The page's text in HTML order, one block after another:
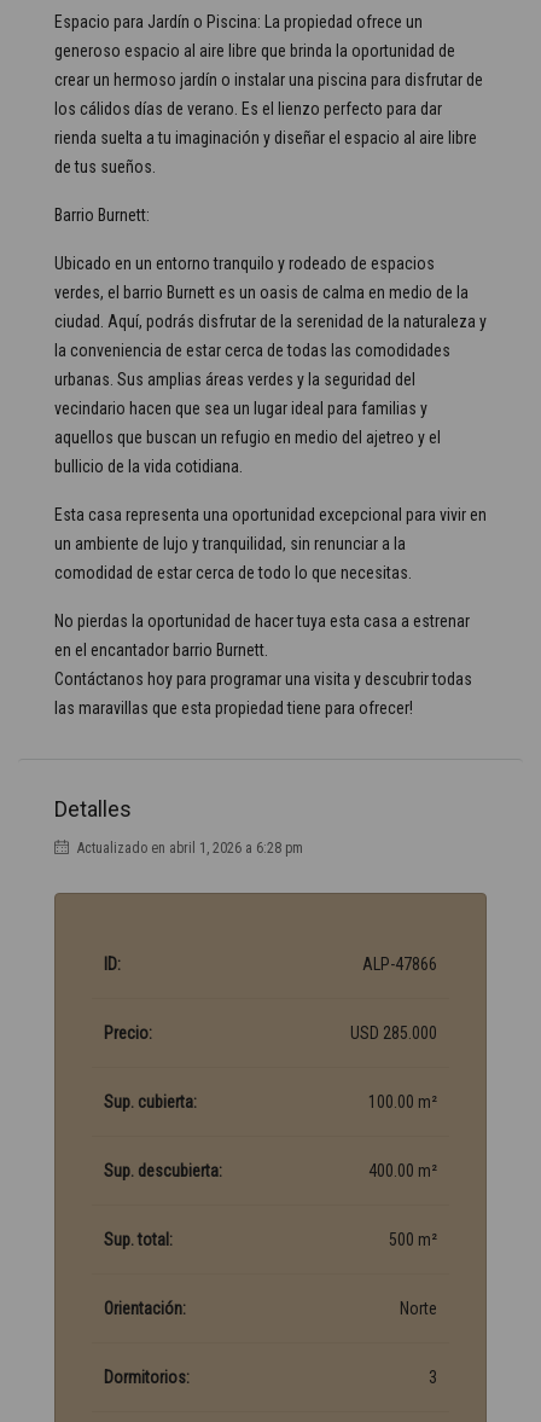
Espacio para Jardín o Piscina: La propiedad ofrece un
generoso espacio al aire libre que brinda la oportunidad de
crear un hermoso jardín o instalar una piscina para disfrutar de
los cálidos días de verano. Es el lienzo perfecto para dar
rienda suelta a tu imaginación y diseñar el espacio al aire libre
de tus sueños.
Barrio Burnett:
Ubicado en un entorno tranquilo y rodeado de espacios
verdes, el barrio Burnett es un oasis de calma en medio de la
ciudad. Aquí, podrás disfrutar de la serenidad de la naturaleza y
la conveniencia de estar cerca de todas las comodidades
urbanas. Sus amplias áreas verdes y la seguridad del
vecindario hacen que sea un lugar ideal para familias y
aquellos que buscan un refugio en medio del ajetreo y el
bullicio de la vida cotidiana.
Esta casa representa una oportunidad excepcional para vivir en
un ambiente de lujo y tranquilidad, sin renunciar a la
comodidad de estar cerca de todo lo que necesitas.
No pierdas la oportunidad de hacer tuya esta casa a estrenar
en el encantador barrio Burnett.
Contáctanos hoy para programar una visita y descubrir todas
las maravillas que esta propiedad tiene para ofrecer!
Detalles
Actualizado en abril 1, 2026 a 6:28 pm
ID: ALP-47866
Precio: USD 285.000
Sup. cubierta: 100.00 m²
Sup. descubierta: 400.00 m²
Sup. total: 500 m²
Orientación: Norte
Dormitorios: 3